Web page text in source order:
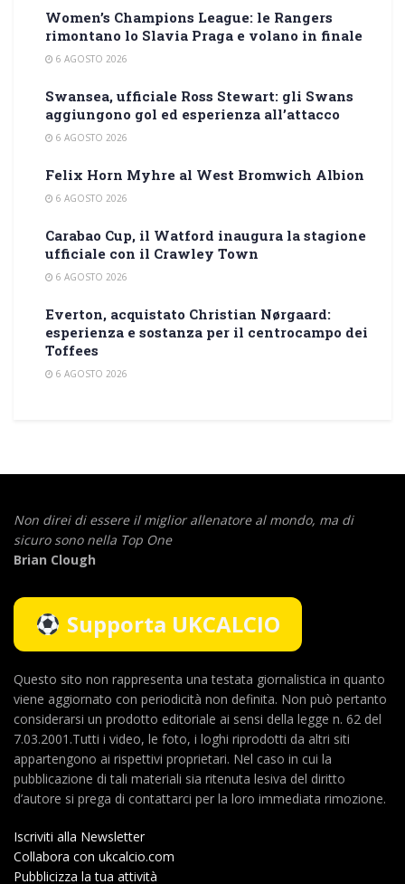
Women’s Champions League: le Rangers
rimontano lo Slavia Praga e volano in finale
6 AGOSTO 2026
Swansea, ufficiale Ross Stewart: gli Swans
aggiungono gol ed esperienza all’attacco
6 AGOSTO 2026
Felix Horn Myhre al West Bromwich Albion
6 AGOSTO 2026
Carabao Cup, il Watford inaugura la stagione
ufficiale con il Crawley Town
6 AGOSTO 2026
Everton, acquistato Christian Nørgaard:
esperienza e sostanza per il centrocampo dei
Toffees
6 AGOSTO 2026
Non direi di essere il miglior allenatore al mondo, ma di
sicuro sono nella Top One
Brian Clough
Supporta UKCALCIO
Questo sito non rappresenta una testata giornalistica in quanto
viene aggiornato con periodicità non definita. Non può pertanto
considerarsi un prodotto editoriale ai sensi della legge n. 62 del
7.03.2001.Tutti i video, le foto, i loghi riprodotti da altri siti
appartengono ai rispettivi proprietari. Nel caso in cui la
pubblicazione di tali materiali sia ritenuta lesiva del diritto
d’autore si prega di contattarci per la loro immediata rimozione.
Iscriviti alla Newsletter
Collabora con ukcalcio.com
Pubblicizza la tua attività